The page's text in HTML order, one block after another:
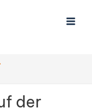
der